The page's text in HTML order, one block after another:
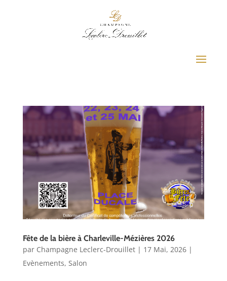
Fête de la bière à Charleville-Mézières 2026
par Champagne Leclerc-Drouillet| 17 Mai, 2026|
Evènements, Salon